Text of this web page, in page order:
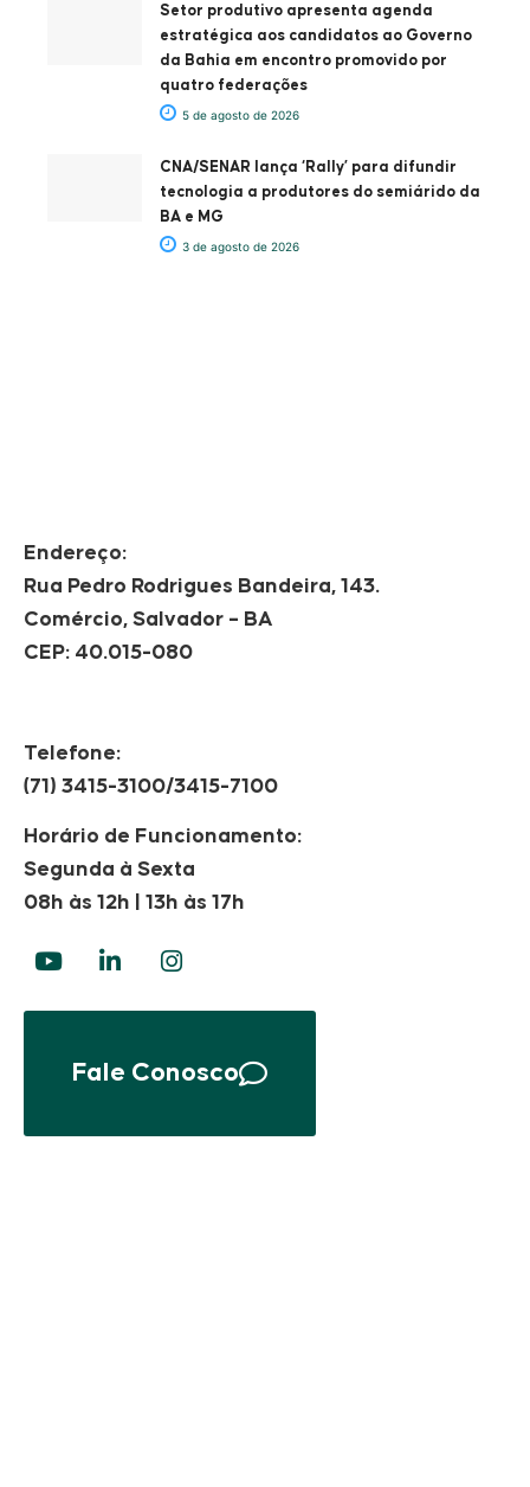
Setor produtivo apresenta agenda
estratégica aos candidatos ao Governo
da Bahia em encontro promovido por
quatro federações
5 de agosto de 2026
CNA/SENAR lança ‘Rally’ para difundir
tecnologia a produtores do semiárido da
BA e MG
3 de agosto de 2026
Endereço:
Rua Pedro Rodrigues Bandeira, 143.
Comércio, Salvador – BA
CEP: 40.015-080
Telefone:
(71) 3415-3100/3415-7100
Horário de Funcionamento:
Segunda à Sexta
08h às 12h | 13h às 17h
Fale Conosco